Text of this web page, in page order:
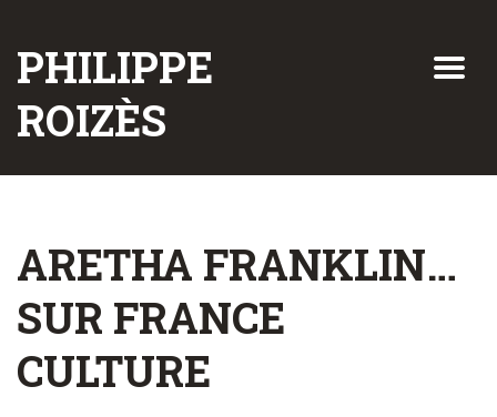
PHILIPPE
ROIZÈS
ARETHA FRANKLIN…
SUR FRANCE
CULTURE